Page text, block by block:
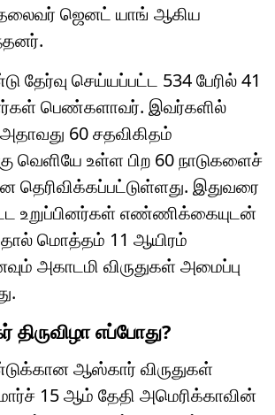
தலைவர் ஜெனட் யாங் ஆகிய
செய்யப்பட்ட 534 பேரில் 41
பெண்களாவர். இவர்களில்
60 சதவிகிதம்
வெளியே உள்ள பிற 60 நாடுகளைச்
தெரிவிக்கப்பட்டுள்ளது. இதுவரை
உறுப்பினர்கள் எண்ணிக்கையுடன்
மொத்தம் 11 ஆயிரம்
அகாடமி விருதுகள் அமைப்பு
எப்போது?
ஆஸ்கார் விருதுகள்
15 ஆம் தேதி அமெரிக்காவின்